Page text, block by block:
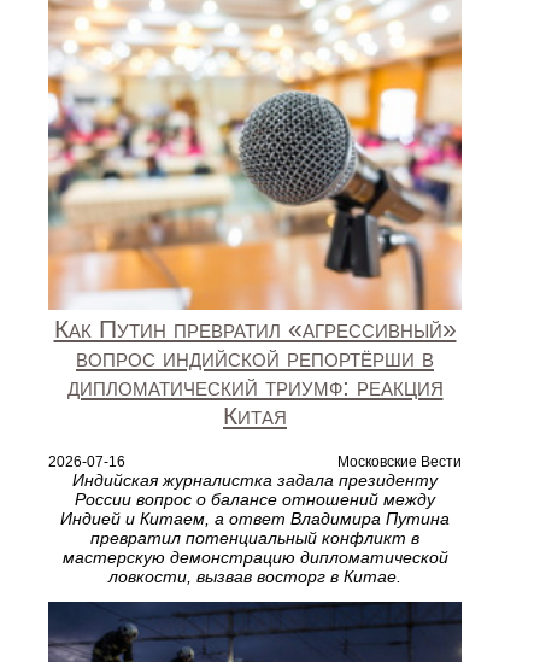
Как Путин превратил «агрессивный»
вопрос индийской репортёрши в
дипломатический триумф: реакция
Китая
2026-07-16 Московские Вести
Индийская журналистка задала президенту
России вопрос о балансе отношений между
Индией и Китаем, а ответ Владимира Путина
превратил потенциальный конфликт в
мастерскую демонстрацию дипломатической
ловкости, вызвав восторг в Китае.